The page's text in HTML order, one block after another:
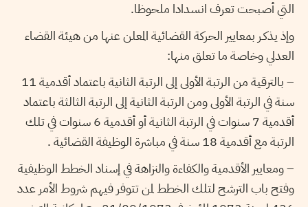
التي أصبحت تعرف انسدادا ملحوظا.
وإذ يذكـر بمعايير الحركة القضائية المعلن عنها من هيئة القضاء
العدلي وخاصة ما تعلق منها:
– بالترقية من الرتبة الأولى إلى الرتبة الثانية باعتماد أقدمية 11
سنة في الرتبة الأولى ومن الرتبة الثانية إلى الرتبة الثالثة باعتماد
أقدمية 7 سنوات في الرتبة الثانية أو أقدمية 6 سنوات في تلك
الرتبة مع أقدمية 18 سنة في مباشرة الوظيفة القضائية .
– ومعايير الأقدمية والكفاءة والنزاهة في إسناد الخطط الوظيفية
وفتح باب الترشح لتلك الخطط لمن تتوفر فيهم شروط الأمر عدد